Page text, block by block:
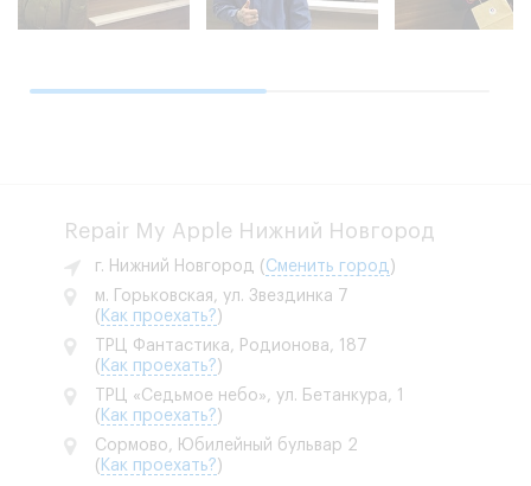
Repair My Apple Нижний Новгород
г. Нижний Новгород ( Сменить город )
м. Горьковская, ул. Звездинка 7
( Как проехать? )
ТРЦ Фантастика, Родионова, 187
( Как проехать? )
ТРЦ «Седьмое небо», ул. Бетанкура, 1
( Как проехать? )
Сормово, Юбилейный бульвар 2
( Как проехать? )